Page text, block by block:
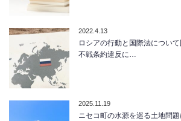
2022.4.13
ロシアの行動と国際法につい
不戦条約違反に…
2025.11.19
ニセコ町の水源を巡る土地問